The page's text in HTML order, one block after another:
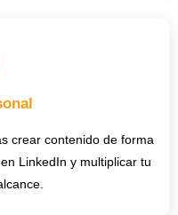
crear contenido de forma
LinkedIn y multiplicar tu